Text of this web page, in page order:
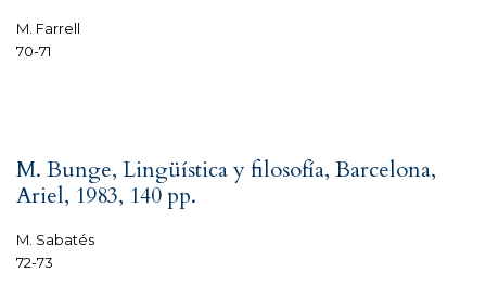
M. Farrell
70-71
M. Bunge, Lingüística y filosofía, Barcelona,
Ariel, 1983, 140 pp.
M. Sabatés
72-73